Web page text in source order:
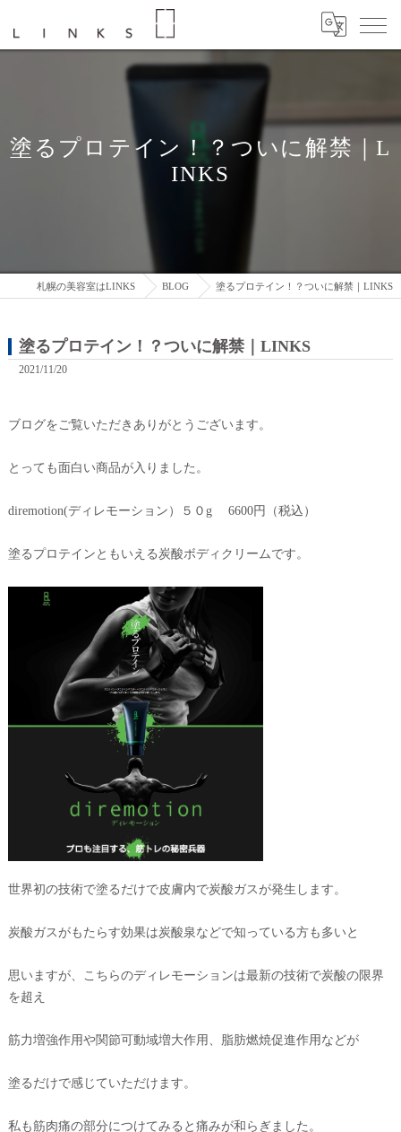
塗るプロテイン！？ついに解禁｜L
INKS
札幌の美容室はLINKS BLOG 塗るプロテイン！？ついに解禁｜LINKS
塗るプロテイン！？ついに解禁｜LINKS
2021/11/20
ブログをご覧いただきありがとうございます。
とっても面白い商品が入りました。
diremotion(ディレモーション）５０g 6600円（税込）
塗るプロテインともいえる炭酸ボディクリームです。
世界初の技術で塗るだけで皮膚内で炭酸ガスが発生します。
炭酸ガスがもたらす効果は炭酸泉などで知っている方も多いと
思いますが、こちらのディレモーションは最新の技術で炭酸の限界
を超え
筋力増強作用や関節可動域増大作用、脂肪燃焼促進作用などが
塗るだけで感じていただけます。
私も筋肉痛の部分につけてみると痛みが和らぎました。